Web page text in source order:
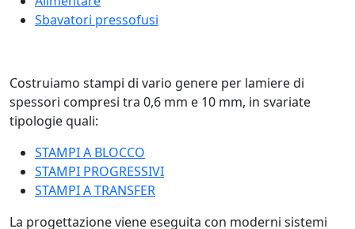
Sbavatori pressofusi
Costruiamo stampi di vario genere per lamiere di
spessori compresi tra 0,6 mm e 10 mm, in svariate
tipologie quali:
STAMPI A BLOCCO
STAMPI PROGRESSIVI
STAMPI A TRANSFER
La progettazione viene eseguita con moderni sistemi